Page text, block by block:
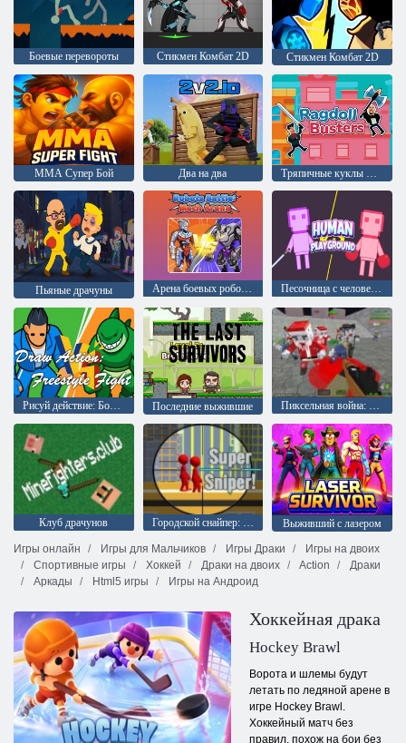
Боевые перевороты Стикмен Комбат 2D Стикмен Комбат 2D
ММА Супер Бой Два на два Тряпичные куклы Бастеры
Пьяные драчуны Арена боевых роботов Песочница с человечками драчунами
Рисуй действие: Бой в свободном стиле Последние выжившие Пиксельная война: Апокалипсис зомби
Клуб драчунов Городской снайпер: Супер Снайпер!
Выживший с лазером
Игры онлайн
Игры для Мальчиков Игры Драки
Игры на двоих
Спортивные игры
Хоккей Драки на двоих Action
Драки
Аркады
Html5 игры Игры на Андроид
Хоккейная драка
Hockey Brawl
Ворота и шлемы будут
летать по ледяной арене в
игре Hockey Brawl.
Хоккейный матч без
правил, похож на бои без